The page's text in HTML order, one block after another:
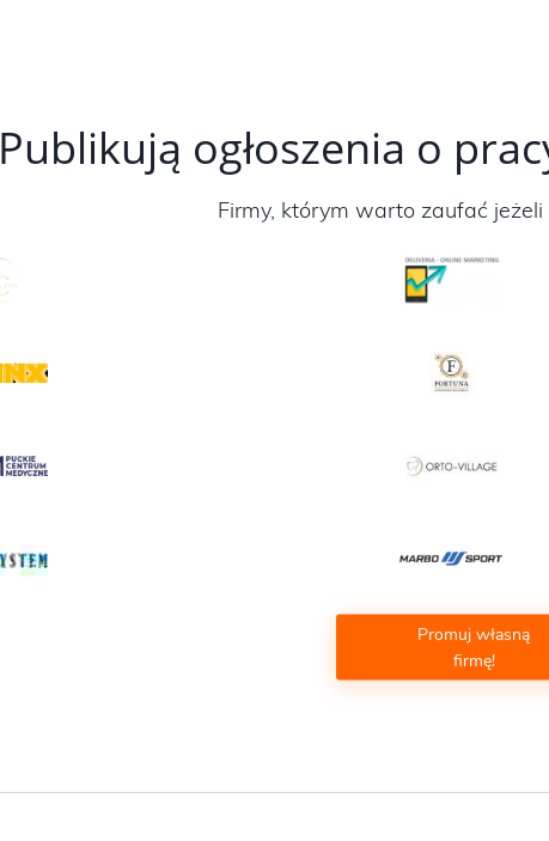
Publikują ogłoszenia o
Firmy, którym warto zaufać
Promuj własną
firmę!